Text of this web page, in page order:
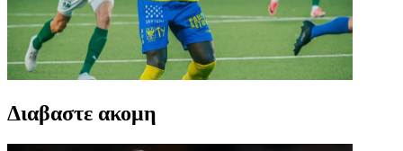
Διαβαστε ακομη